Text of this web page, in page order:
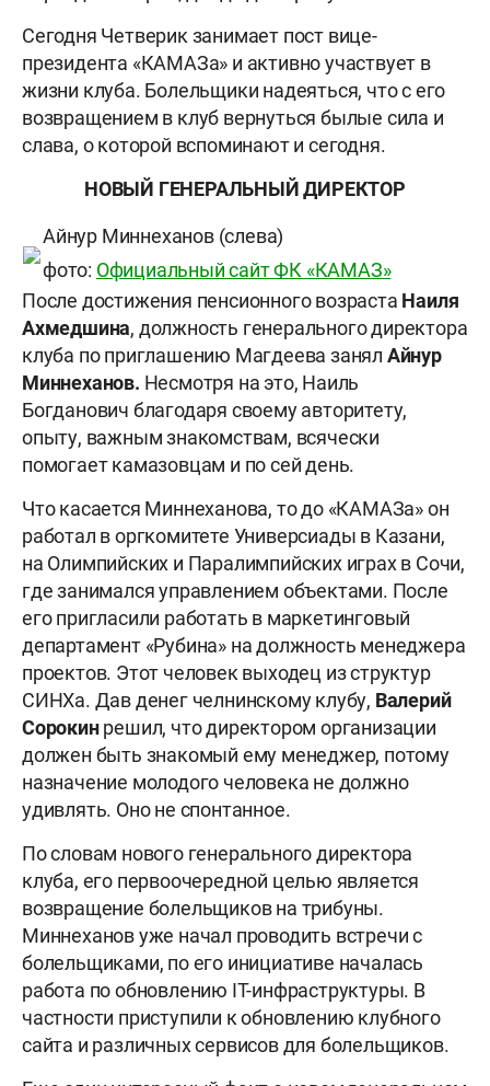
Сегодня Четверик занимает пост вице-
президента «КАМАЗа» и активно участвует в
жизни клуба. Болельщики надеяться, что с его
возвращением в клуб вернуться былые сила и
слава, о которой вспоминают и сегодня.
НОВЫЙ ГЕНЕРАЛЬНЫЙ ДИРЕКТОР
Айнур Миннеханов (слева)
фото: Официальный сайт ФК «КАМАЗ»
После достижения пенсионного возраста Наиля
Ахмедшина, должность генерального директора
клуба по приглашению Магдеева занял Айнур
Миннеханов. Несмотря на это, Наиль
Богданович благодаря своему авторитету,
опыту, важным знакомствам, всячески
помогает камазовцам и по сей день.
Что касается Миннеханова, то до «КАМАЗа» он
работал в оргкомитете Универсиады в Казани,
на Олимпийских и Паралимпийских играх в Сочи,
где занимался управлением объектами. После
его пригласили работать в маркетинговый
департамент «Рубина» на должность менеджера
проектов. Этот человек выходец из структур
СИНХа. Дав денег челнинскому клубу, Валерий
Сорокинрешил, что директором организации
должен быть знакомый ему менеджер, потому
назначение молодого человека не должно
удивлять. Оно не спонтанное.
По словам нового генерального директора
клуба, его первоочередной целью является
возвращение болельщиков на трибуны.
Миннеханов уже начал проводить встречи с
болельщиками, по его инициативе началась
работа по обновлению IT-инфраструктуры. В
частности приступили к обновлению клубного
сайта и различных сервисов для болельщиков.